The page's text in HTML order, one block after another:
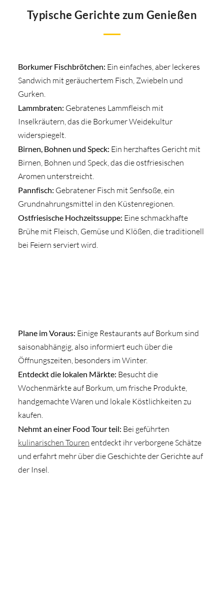
Typische Gerichte zum Genießen
Borkumer Fischbrötchen: Ein einfaches, aber leckeres
Sandwich mit geräuchertem Fisch, Zwiebeln und
Gurken.
Lammbraten: Gebratenes Lammfleisch mit
Inselkräutern, das die Borkumer Weidekultur
widerspiegelt.
Birnen, Bohnen und Speck: Ein herzhaftes Gericht mit
Birnen, Bohnen und Speck, das die ostfriesischen
Aromen unterstreicht.
Pannfisch: Gebratener Fisch mit Senfsoße, ein
Grundnahrungsmittel in den Küstenregionen.
Ostfriesische Hochzeitssuppe: Eine schmackhafte
Brühe mit Fleisch, Gemüse und Klößen, die traditionell
bei Feiern serviert wird.
Plane im Voraus: Einige Restaurants auf Borkum sind
saisonabhängig, also informiert euch über die
Öffnungszeiten, besonders im Winter.
Entdeckt die lokalen Märkte: Besucht die
Wochenmärkte auf Borkum, um frische Produkte,
handgemachte Waren und lokale Köstlichkeiten zu
kaufen.
Nehmt an einer Food Tour teil: Bei geführten
kulinarischen Touren entdeckt ihr verborgene Schätze
und erfahrt mehr über die Geschichte der Gerichte auf
der Insel.